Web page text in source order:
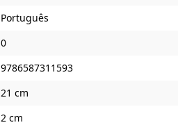
Português
0
9786587311593
21 cm
2 cm